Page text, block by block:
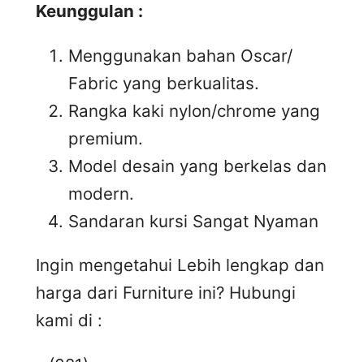
Keunggulan :
Menggunakan bahan Oscar/
Fabric yang berkualitas.
Rangka kaki nylon/chrome yang
premium.
Model desain yang berkelas dan
modern.
Sandaran kursi Sangat Nyaman
Ingin mengetahui Lebih lengkap dan
harga dari Furniture ini? Hubungi
kami di :